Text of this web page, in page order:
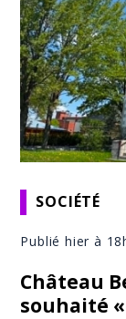
SOCIÉTÉ
Publié hier à
Château
souhaité